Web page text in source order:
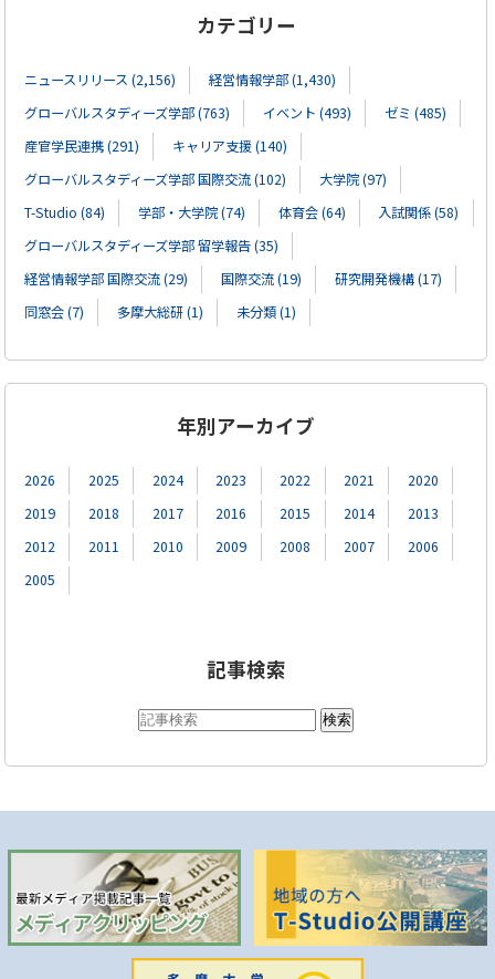
カテゴリー
ニュースリリース (2,156)
経営情報学部 (1,430)
グローバルスタディーズ学部 (763)
イベント (493)
ゼミ (485)
産官学民連携 (291)
キャリア支援 (140)
グローバルスタディーズ学部 国際交流 (102)
大学院 (97)
T-Studio (84)
学部・大学院 (74) 体育会 (64)
入試関係 (58)
グローバルスタディーズ学部 留学報告 (35)
経営情報学部 国際交流 (29)
国際交流 (19)
研究開発機構 (17)
同窓会 (7)
多摩大総研 (1) 未分類 (1)
年別アーカイブ
2026 2025 2024 2023 2022 2021
2020
2019
2018 2017 2016 2015 2014
2013
2012
2011 2010 2009 2008 2007
2006
2005
記事検索